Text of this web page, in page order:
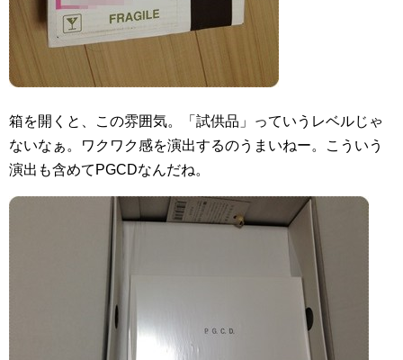
箱を開くと、この雰囲気。「試供品」っていうレベルじゃ
ないなぁ。ワクワク感を演出するのうまいねー。こういう
演出も含めてPGCDなんだね。